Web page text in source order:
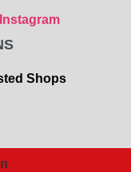
Instagram
Shops